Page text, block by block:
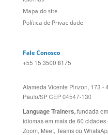
Folheto dos Cursos de
Idiomas
+55 15 3500 8175
Alameda Vicente Pinzon, 173 -
Paulo/SP CEP 04547-130